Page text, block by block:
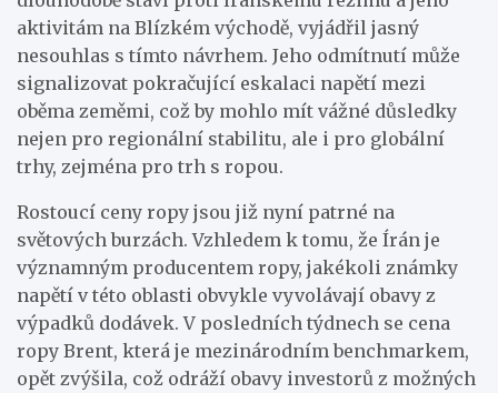
aktivitám na Blízkém východě, vyjádřil jasný
nesouhlas s tímto návrhem. Jeho odmítnutí může
signalizovat pokračující eskalaci napětí mezi
oběma zeměmi, což by mohlo mít vážné důsledky
nejen pro regionální stabilitu, ale i pro globální
trhy, zejména pro trh s ropou.
Rostoucí ceny ropy jsou již nyní patrné na
světových burzách. Vzhledem k tomu, že Írán je
významným producentem ropy, jakékoli známky
napětí v této oblasti obvykle vyvolávají obavy z
výpadků dodávek. V posledních týdnech se cena
ropy Brent, která je mezinárodním benchmarkem,
opět zvýšila, což odráží obavy investorů z možných